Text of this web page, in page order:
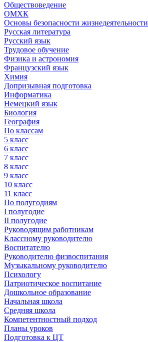
Обществоведение
ОМХК
Основы безопасности жизнедеятельности
Русская литература
Русский язык
Трудовое обучение
Физика и астрономия
Французский язык
Химия
Допризывная подготовка
Информатика
Немецкий язык
Биология
География
По классам
5 класс
6 класс
7 класс
8 класс
9 класс
10 класс
11 класс
По полугодиям
I полугодие
II полугодие
Руководящим работникам
Классному руководителю
Воспитателю
Руководителю физвоспитания
Музыкальному руководителю
Психологу
Патриотическое воспитание
Дошкольное образование
Начальная школа
Средняя школа
Компетентностный подход
Планы уроков
Подготовка к ЦТ